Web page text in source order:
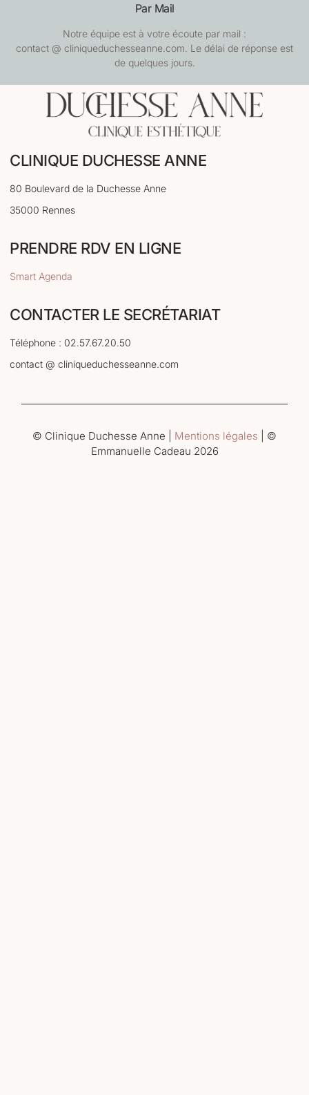
Par Mail
Notre équipe est à votre écoute par mail :
contact @ cliniqueduchesseanne.com. Le délai de réponse est
de quelques jours.
CLINIQUE DUCHESSE ANNE
80 Boulevard de la Duchesse Anne
35000 Rennes
PRENDRE RDV EN LIGNE
Smart Agenda
CONTACTER LE SECRÉTARIAT
Téléphone : 02.57.67.20.50
contact @ cliniqueduchesseanne.com
© Clinique Duchesse Anne | Mentions légales | ©
Emmanuelle Cadeau 2026